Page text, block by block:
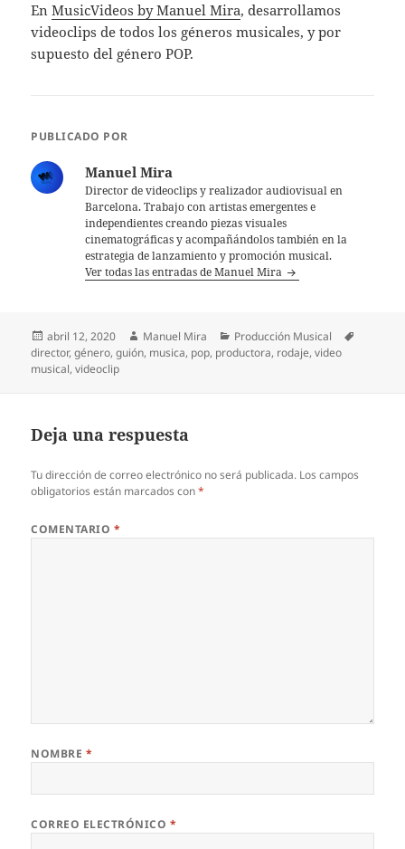
EnMusicVideos by Manuel Mira, desarrollamos
videoclips de todos los géneros musicales, y por
supuesto del género POP.
PUBLICADO POR
Manuel Mira
Director de videoclips y realizador audiovisual en
Barcelona. Trabajo con artistas emergentes e
independientes creando piezas visuales
cinematográficas y acompañándolos también en la
estrategia de lanzamiento y promoción musical.
Ver todas las entradas de Manuel Mira
Publicado
el
abril 12, 2020 Autor
Manuel Mira Categorías
Producción Musical
director,género,guión, musica, pop, productora, rodaje,video
musical,videoclip
Deja una respuesta
Tu dirección de correo electrónico no será publicada. Los campos
obligatorios están marcados con*
COMENTARIO *
NOMBRE *
CORREO ELECTRÓNICO *